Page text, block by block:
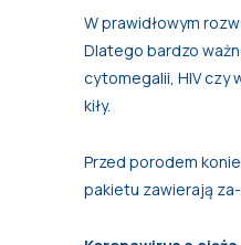
W prawidłowym
Dlatego bardzo
cytomegalii, HIV czy
kiły.
Przed porodem
pakietu zawierają